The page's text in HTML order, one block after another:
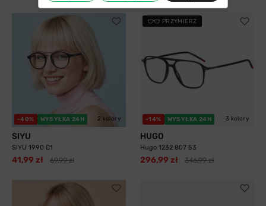
-40% WYSYŁKA 24H 2 kolory
SIYU
SIYU 1990 C1
41,99 zł 69,99 zł
PRZYMIERZ
-14% WYSYŁKA 24H 3 kolory
HUGO
Hugo 1232 807 53
296,99 zł 346,99 zł